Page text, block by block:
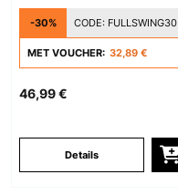
-30% CODE: FULLSWING30
MET VOUCHER: 32,89 €
46,99 €
Details